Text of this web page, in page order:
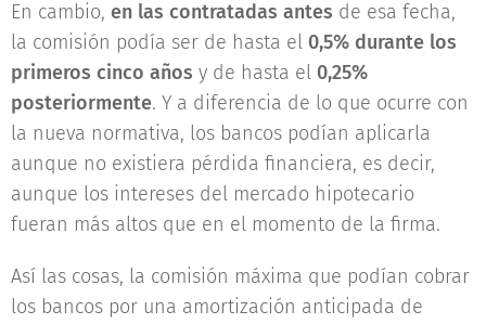
En cambio, en las contratadas antes de esa fecha,
la comisión podía ser de hasta el 0,5% durante los
primeros cinco años y de hasta el 0,25%
posteriormente. Y a diferencia de lo que ocurre con
la nueva normativa, los bancos podían aplicarla
aunque no existiera pérdida financiera, es decir,
aunque los intereses del mercado hipotecario
fueran más altos que en el momento de la firma.
Así las cosas, la comisión máxima que podían cobrar
los bancos por una amortización anticipada de